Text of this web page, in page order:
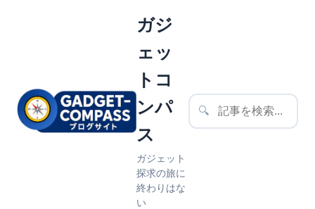
ガジ
ェッ
トコ
ンパ
ス
ガジェット
探求の旅に
終わりはな
い
🔍